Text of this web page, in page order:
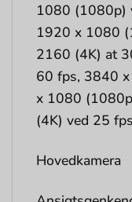
1080 (1080p)
1920 x 1080
2160 (4K) at
60 fps, 3840
x 1080
(4K) ved 25 fps
Hovedkamera